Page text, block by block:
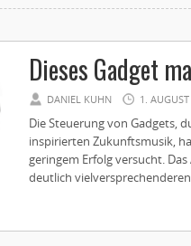
Dieses Gadget
DANIEL KUHN 1.
Die Steuerung von Gadgets,
inspirierten Zukunftsmusik,
geringem Erfolg versucht.
deutlich